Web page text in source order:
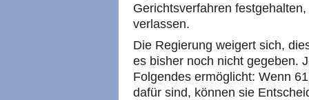
Gerichtsverfahren
verlassen.
Die Regierung weigert sich,
es bisher noch nicht gegeben.
Folgendes ermöglicht: Wenn
dafür sind, können sie